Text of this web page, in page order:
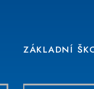
ZÁKLADNÍ